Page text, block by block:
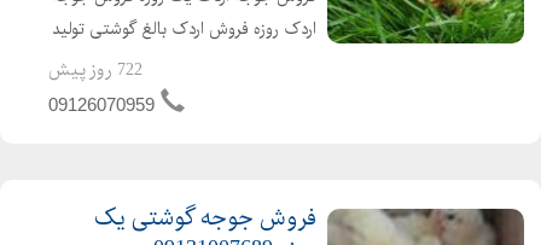
اردک روزه فروش اردک بالغ گوشتی تولید
کننده ی جوجه اردک از یک روزه تا بالغ
فروش اردک گوشتی عمده ای و خرده ای
722 روز پیش
09126070959
فروش جوجه گوشتی یک